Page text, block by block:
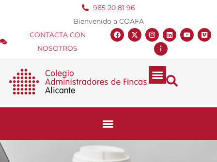
965 20 81 96
Bienvenido a COAFA
CONTACTA CON
NOSOTROS